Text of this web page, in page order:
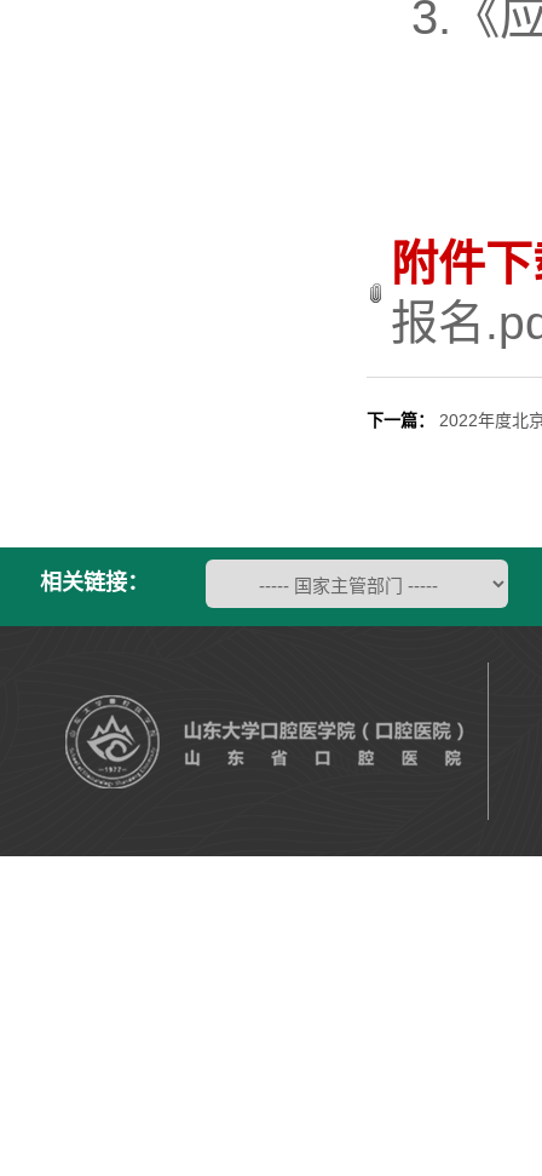
3.《
附件
报名
下一篇： 2022年度北
相关链接：